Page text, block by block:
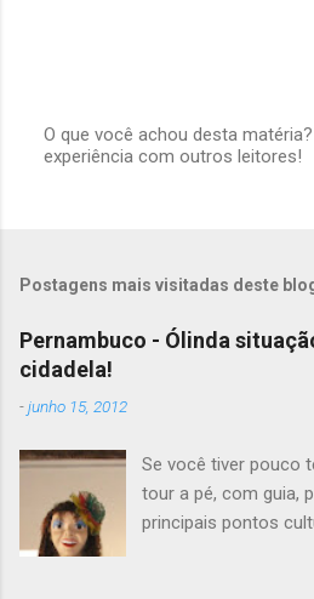
P
u
c
o
m
e
á
i
o
O que você achou desta
experiência com outros leitores!
Postagens mais visitadas deste
Pernambuco - Ólinda
cidadela!
-junho 15, 2012
Se você tiver pouco
tour a pé, com guia,
principais pontos
você tem todo o